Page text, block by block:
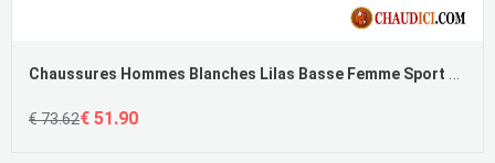
Chaussures Hommes Blanches Lilas Basse Femme Sport Chaussures De Course Été Pas Cher
€ 73.62€ 51.90